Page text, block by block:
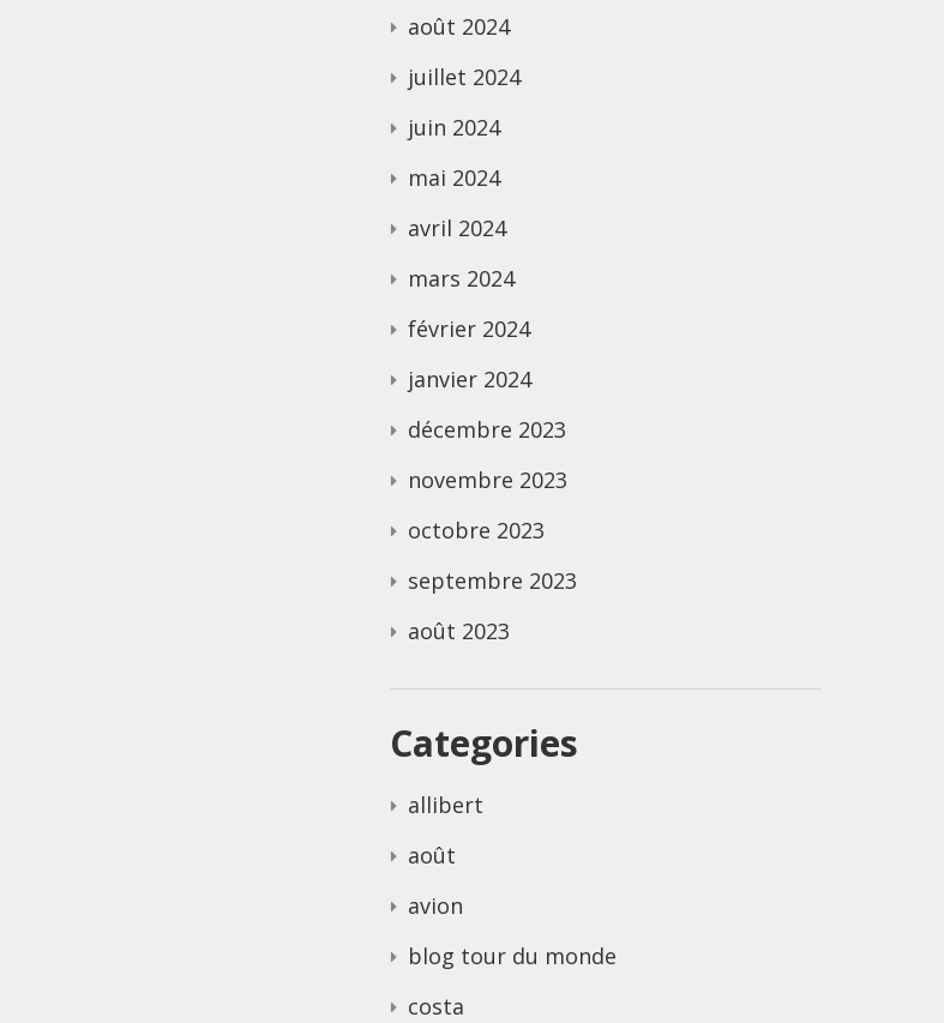
août 2024
juillet 2024
juin 2024
mai 2024
avril 2024
mars 2024
février 2024
janvier 2024
décembre 2023
novembre 2023
octobre 2023
septembre 2023
août 2023
Categories
allibert
août
avion
blog tour du monde
costa